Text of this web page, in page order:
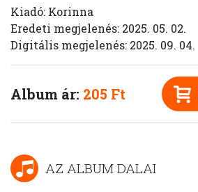
Kiadó: Korinna
Eredeti megjelenés: 2025. 05. 02.
Digitális megjelenés: 2025. 09. 04.
Album ár: 205 Ft
AZ ALBUM DALAI